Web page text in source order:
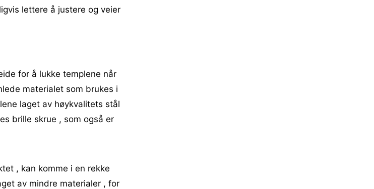
lettere å justere og veier
for å lukke templene når
materialet som brukes i
laget av høykvalitets stål
brille skrue , som også er
, kan komme i en rekke
av mindre materialer , for